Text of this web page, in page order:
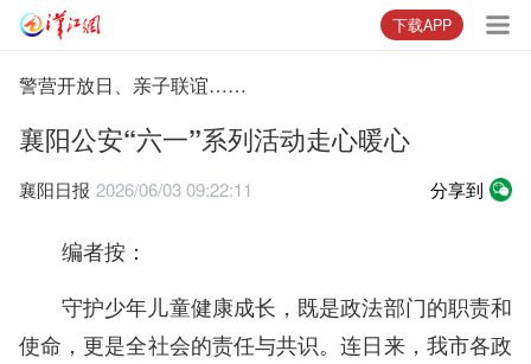
下载APP
警营开放日、亲子联谊……
襄阳公安“六一”系列活动走心暖心
襄阳日报 2026/06/03 09:22:11 分享到
编者按：
守护少年儿童健康成长，既是政法部门的职责和
使命，更是全社会的责任与共识。连日来，我市各政